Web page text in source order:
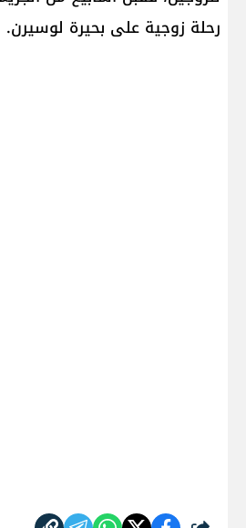
رحلة زوجية على بحيرة لوسيرن.